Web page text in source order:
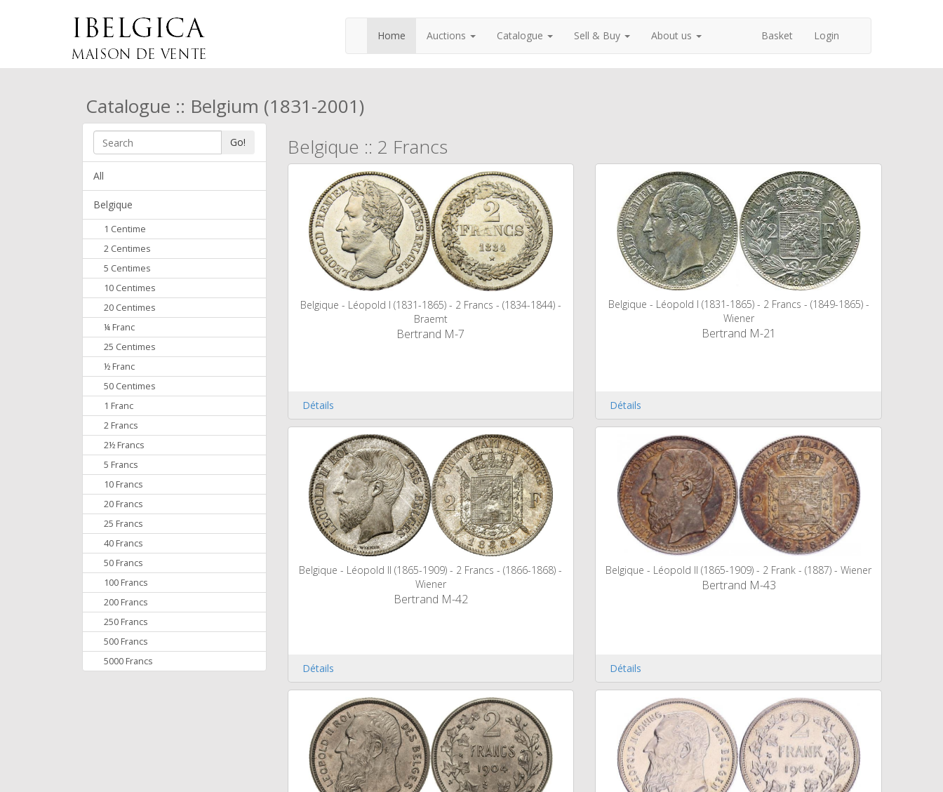
Home Auctions Catalogue Sell & Buy About us Basket Login
Catalogue :: Belgium (1831-2001)
Go!
All
Belgique
1 Centime
2 Centimes
5 Centimes
10 Centimes
20 Centimes
¼ Franc
25 Centimes
½ Franc
50 Centimes
1 Franc
2 Francs
2½ Francs
5 Francs
10 Francs
20 Francs
25 Francs
40 Francs
50 Francs
100 Francs
200 Francs
250 Francs
500 Francs
5000 Francs
Belgique :: 2 Francs
Belgique - Léopold I (1831-1865) - 2 Francs - (1834-1844) -
Braemt
Bertrand M-7
Détails
Belgique - Léopold I (1831-1865) - 2 Francs - (1849-1865) -
Wiener
Bertrand M-21
Détails
Belgique - Léopold II (1865-1909) - 2 Francs - (1866-1868) -
Wiener
Bertrand M-42
Détails
Belgique - Léopold II (1865-1909) - 2 Frank - (1887) - Wiener
Bertrand M-43
Détails